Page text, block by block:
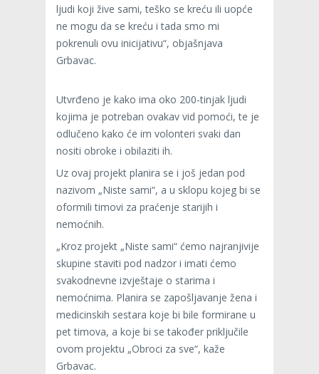
ljudi koji žive sami, teško se kreću ili uopće
ne mogu da se kreću i tada smo mi
pokrenuli ovu inicijativu“, objašnjava
Grbavac.
Utvrđeno je kako ima oko 200-tinjak ljudi
kojima je potreban ovakav vid pomoći, te je
odlučeno kako će im volonteri svaki dan
nositi obroke i obilaziti ih.
Uz ovaj projekt planira se i još jedan pod
nazivom „Niste sami“, a u sklopu kojeg bi se
oformili timovi za praćenje starijih i
nemoćnih.
„Kroz projekt „Niste sami“ ćemo najranjivije
skupine staviti pod nadzor i imati ćemo
svakodnevne izvještaje o starima i
nemoćnima. Planira se zapošljavanje žena i
medicinskih sestara koje bi bile formirane u
pet timova, a koje bi se također priključile
ovom projektu „Obroci za sve“, kaže
Grbavac.